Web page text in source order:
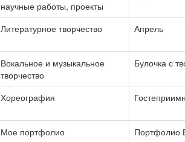
научные работы, проекты
Литературное творчество Апрель
Вокальное и музыкальное
творчество
Булочка с
Хореография
Мое портфолио
Портфолио